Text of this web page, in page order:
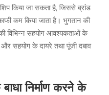
किया जा सकता है, जिससे ब्रांड
कम किया जाता है। भुगतान की
विभिन्न सहयोग आवश्यकताओं के
सहयोग के दायरे तथा पूंजी दबाव
निर्माण करने के